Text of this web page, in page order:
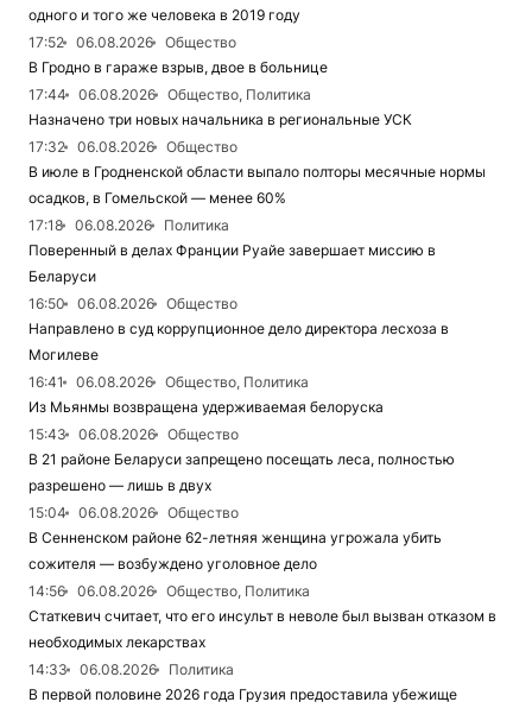
одного и того же человека в 2019 году
17:52
06.08.2026
Общество
В Гродно в гараже взрыв, двое в больнице
17:44
06.08.2026
Общество, Политика
Назначено три новых начальника в региональные УСК
17:32
06.08.2026
Общество
В июле в Гродненской области выпало полторы месячные нормы
осадков, в Гомельской — менее 60%
17:18
06.08.2026
Политика
Поверенный в делах Франции Руайе завершает миссию в
Беларуси
16:50
06.08.2026
Общество
Направлено в суд коррупционное дело директора лесхоза в
Могилеве
16:41
06.08.2026
Общество, Политика
Из Мьянмы возвращена удерживаемая белоруска
15:43
06.08.2026
Общество
В 21 районе Беларуси запрещено посещать леса, полностью
разрешено — лишь в двух
15:04
06.08.2026
Общество
В Сенненском районе 62-летняя женщина угрожала убить
сожителя — возбуждено уголовное дело
14:56
06.08.2026
Общество, Политика
Статкевич считает, что его инсульт в неволе был вызван отказом в
необходимых лекарствах
14:33
06.08.2026
Политика
В первой половине 2026 года Грузия предоставила убежище